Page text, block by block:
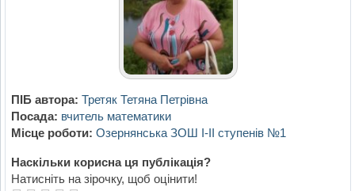
ПІБ автора: Третяк Тетяна Петрівна
Посада: вчитель математики
Місце роботи: Озернянська ЗОШ І-ІІ ступенів №1
Наскільки корисна ця публікація?
Натисніть на зірочку, щоб оцінити!